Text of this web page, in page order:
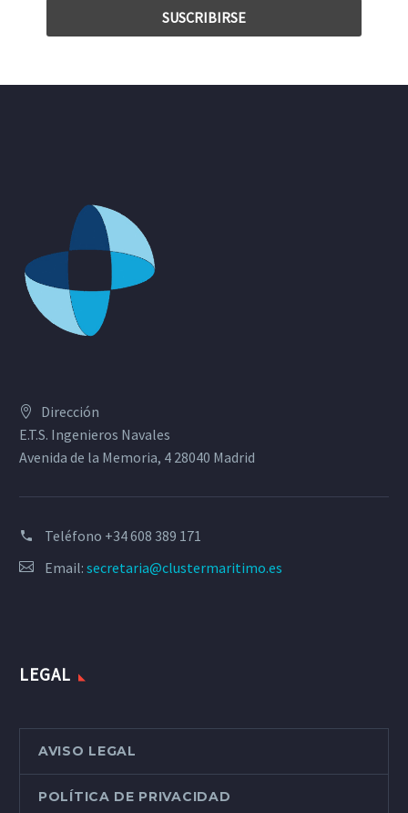
Dirección
E.T.S. Ingenieros Navales
Avenida de la Memoria, 4 28040 Madrid
Teléfono +34 608 389 171
Email: secretaria@clustermaritimo.es
LEGAL
AVISO LEGAL
POLÍTICA DE PRIVACIDAD